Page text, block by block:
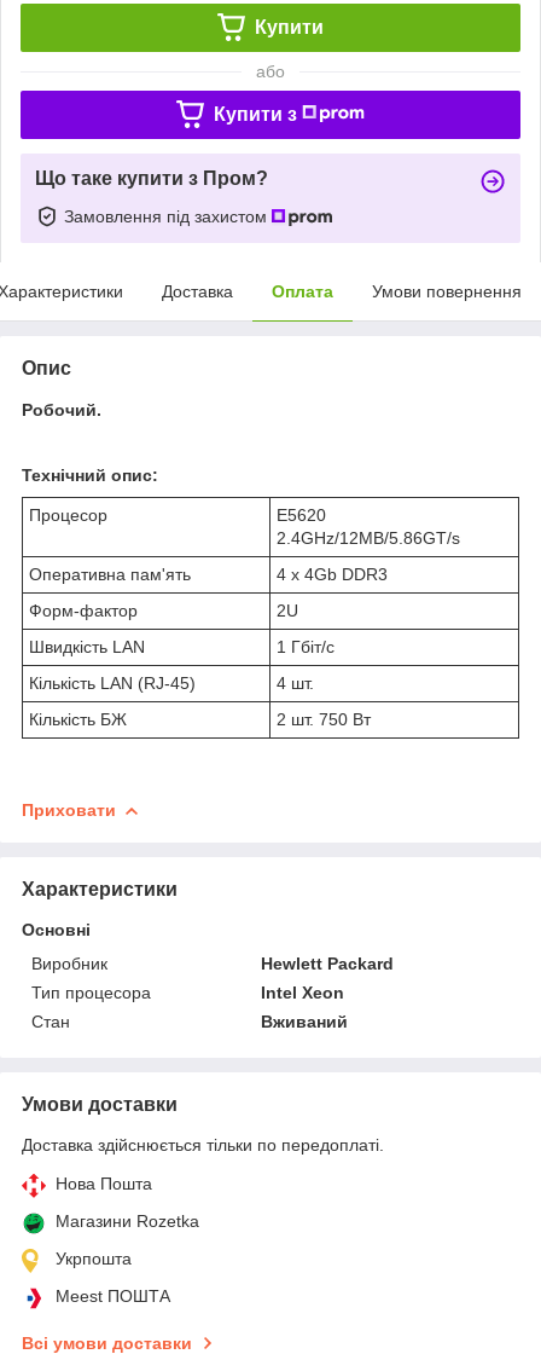
Купити
або
Купити з
Що таке купити з Пром?
Замовлення під захистом
Доставка Оплата Умови повернення
Опис
Робочий.
Технічний опис:
Процесор
E5620
2.4GHz/12MB/5.86GT/s
Оперативна пам'ять
4 x 4Gb DDR3
Форм-фактор
2U
Швидкість LAN
1 Гбіт/с
Кількість LAN (RJ-45)
4 шт.
Кількість БЖ
2 шт. 750 Вт
Приховати
Характеристики
Основні
Виробник
Hewlett Packard
Тип процесора
Intel Xeon
Стан
Вживаний
Умови доставки
Доставка здійснюється тільки по передоплаті.
Нова Пошта
Магазини Rozetka
Укрпошта
Meest ПОШТА
Всі умови доставки